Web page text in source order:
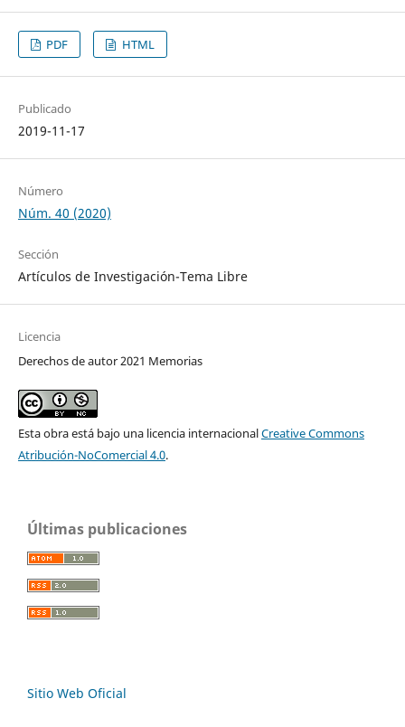
PDF HTML
Publicado
2019-11-17
Número
Núm. 40 (2020)
Sección
Artículos de Investigación-Tema Libre
Licencia
Derechos de autor 2021 Memorias
Esta obra está bajo una licencia internacionalCreative Commons
Atribución-NoComercial 4.0.
Últimas publicaciones
Sitio Web Oficial